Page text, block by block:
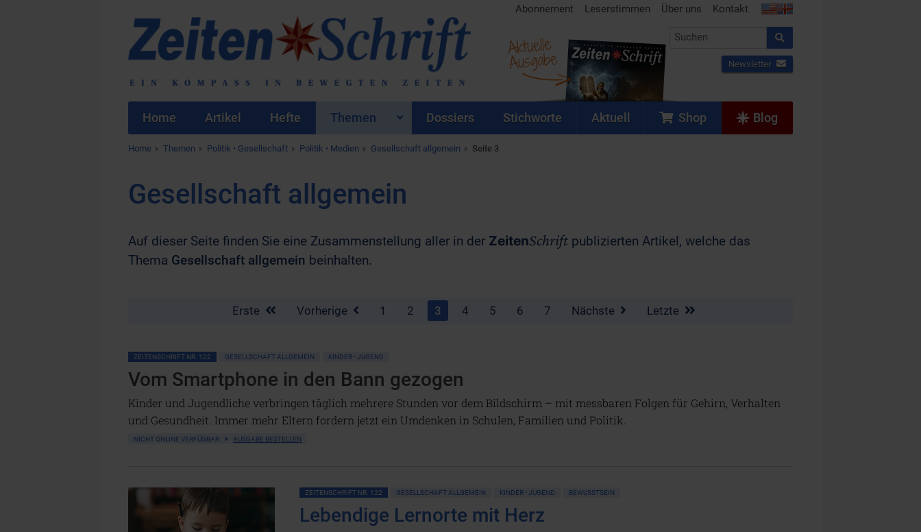
Abonnement Leserstimmen Über uns Kontakt
Newsletter
Aktuelle
Ausgabe
Home Artikel Hefte Themen Dossiers Stichworte Aktuell Shop Blog
Home Themen Politik • Gesellschaft Politik • Medien Gesellschaft allgemein Seite 3
Gesellschaft allgemein
Auf dieser Seite finden Sie eine Zusammenstellung aller in der ZeitenSchrift publizierten Artikel, welche das
Thema Gesellschaft allgemein beinhalten.
Erste Vorherige 1 2 3 4 5 6 7 Nächste Letzte
ZEITENSCHRIFT NR. 122 GESELLSCHAFT ALLGEMEIN KINDER • JUGEND
Vom Smartphone in den Bann gezogen
Kinder und Jugendliche verbringen täglich mehrere Stunden vor dem Bildschirm – mit messbaren Folgen für Gehirn, Verhalten
und Gesundheit. Immer mehr Eltern fordern jetzt ein Umdenken in Schulen, Familien und Politik.
NICHT ONLINE VERFÜGBAR AUSGABE BESTELLEN
ZEITENSCHRIFT NR. 122 GESELLSCHAFT ALLGEMEIN KINDER • JUGEND BEWUSSTSEIN
Lebendige Lernorte mit Herz